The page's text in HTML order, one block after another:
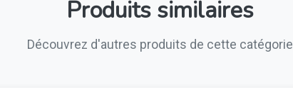
Produits similaires
Découvrez d'autres produits de cette catégorie